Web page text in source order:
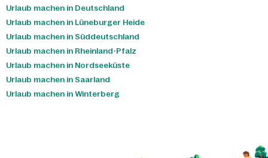
Behandlungen.
Urlaub machen in Deutschland
Urlaub machen in Lüneburger Heide
Urlaub machen in Süddeutschland
Urlaub machen in Rheinland-Pfalz
Urlaub machen in Nordseeküste
Urlaub machen in Saarland
Urlaub machen in Winterberg